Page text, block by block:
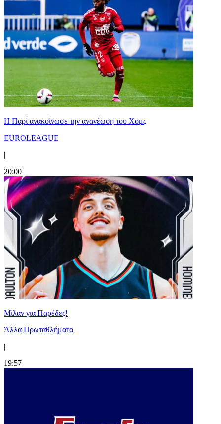
Η Παρί ανακοίνωσε την ανανέωση του Χομς
EUROLEAGUE
|
20:00
Μίλαν για Παρέδες!
Άλλα Πρωταθλήματα
|
19:57